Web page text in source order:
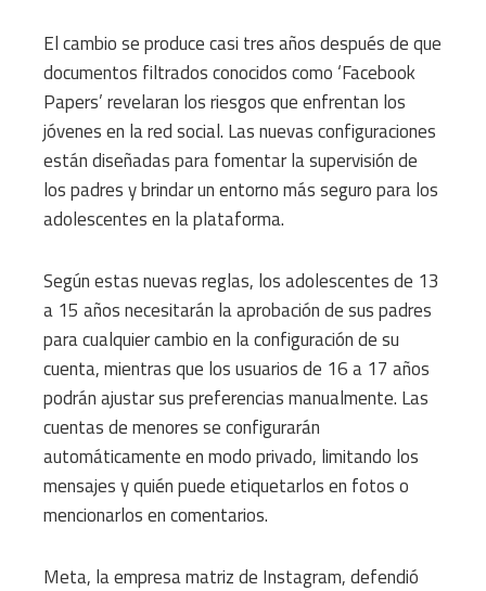
El cambio se produce casi tres años después de que
documentos filtrados conocidos como ‘Facebook
Papers’ revelaran los riesgos que enfrentan los
jóvenes en la red social. Las nuevas configuraciones
están diseñadas para fomentar la supervisión de
los padres y brindar un entorno más seguro para los
adolescentes en la plataforma.
Según estas nuevas reglas, los adolescentes de 13
a 15 años necesitarán la aprobación de sus padres
para cualquier cambio en la configuración de su
cuenta, mientras que los usuarios de 16 a 17 años
podrán ajustar sus preferencias manualmente. Las
cuentas de menores se configurarán
automáticamente en modo privado, limitando los
mensajes y quién puede etiquetarlos en fotos o
mencionarlos en comentarios.
Meta, la empresa matriz de Instagram, defendió